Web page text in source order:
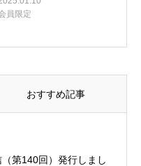
員限定
おすすめ記事
第140回）発行しまし